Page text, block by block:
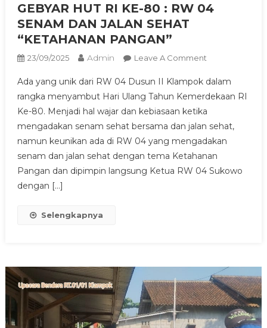
GEBYAR HUT RI KE-80 : RW 04
SENAM DAN JALAN SEHAT
“KETAHANAN PANGAN”
23/09/2025 Admin Leave A CommentOn
HUT
RI
KE-
80
:
RW
04
Ada yang unik dari RW 04 Dusun II Klampok dalam
rangka menyambut Hari Ulang Tahun Kemerdekaan RI
Ke-80. Menjadi hal wajar dan kebiasaan ketika
mengadakan senam sehat bersama dan jalan sehat,
namun keunikan ada di RW 04 yang mengadakan
senam dan jalan sehat dengan tema Ketahanan
Pangan dan dipimpin langsung Ketua RW 04 Sukowo
dengan […]
Selengkapnya